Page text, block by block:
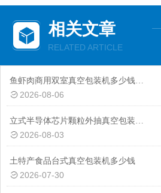
相关文章
RELATED ARTICLE
鱼虾肉商用双室真空包装机多少钱一台
2026-08-06
立式半导体芯片颗粒外抽真空包装机厂家
2026-08-03
土特产食品台式真空包装机多少钱
2026-07-30